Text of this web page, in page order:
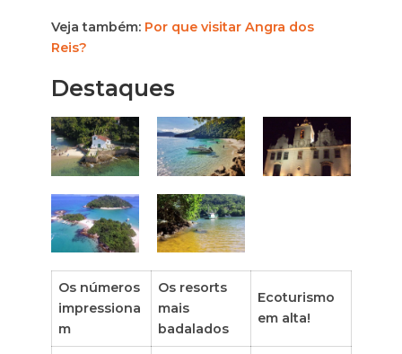
Veja também: Por que visitar Angra dos
Reis?
Destaques
Os números
impressiona
m
Os resorts
mais
badalados
Ecoturismo
em alta!